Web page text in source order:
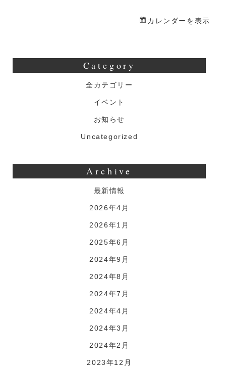
カレンダーを表示
Category
全カテゴリー
イベント
お知らせ
Uncategorized
Archive
最新情報
2026年4月
2026年1月
2025年6月
2024年9月
2024年8月
2024年7月
2024年4月
2024年3月
2024年2月
2023年12月